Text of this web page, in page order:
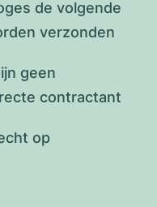
de volgende
verzonden
geen
contractant
op